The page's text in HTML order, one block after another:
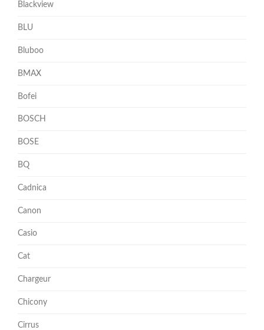
Blackview
BLU
Bluboo
BMAX
Bofei
BOSCH
BOSE
BQ
Cadnica
Canon
Casio
Cat
Chargeur
Chicony
Cirrus